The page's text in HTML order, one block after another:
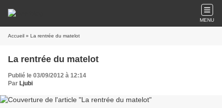
MENU
Accueil » La rentrée du matelot
La rentrée du matelot
Publié le 03/09/2012 à 12:14
Par Ljubi